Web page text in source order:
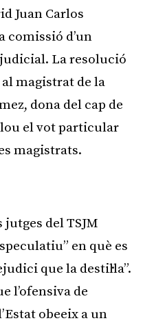
Juan Carlos
comissió d’un
La resolució
magistrat de la
dona del cap de
el vot particular
magistrats.
del TSJM
en què es
que la destil·la”.
l’ofensiva de
obeeix a un